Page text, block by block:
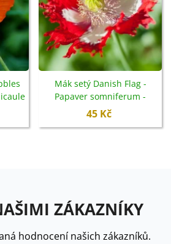
Mák setý Danish Flag -
Papaver somniferum -
semena - 150 ks
45 Kč
ZÁKAZNÍKY
hodnocení našich zákazníků.